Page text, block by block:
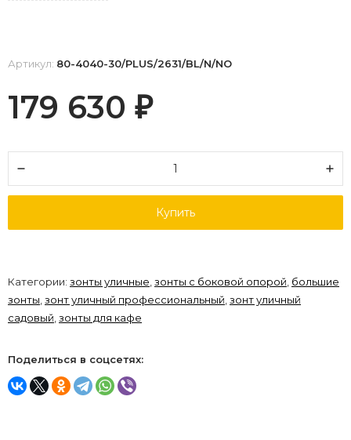
Артикул: 80-4040-30/PLUS/2631/BL/N/NO
179 630 ₽
Купить
Категории: зонты уличные,зонты с боковой опорой, большие
зонты,зонт уличный профессиональный,зонт уличный
садовый,зонты для кафе
Поделиться в соцсетях: